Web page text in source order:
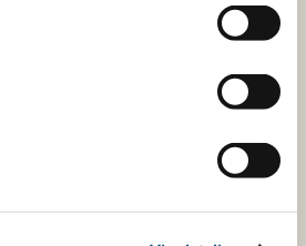
8,0 mg/kg